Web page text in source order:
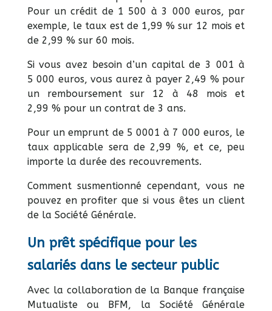
Pour un crédit de 1 500 à 3 000 euros, par
exemple, le taux est de 1,99 % sur 12 mois et
de 2,99 % sur 60 mois.
Si vous avez besoin d’un capital de 3 001 à
5 000 euros, vous aurez à payer 2,49 % pour
un remboursement sur 12 à 48 mois et
2,99 % pour un contrat de 3 ans.
Pour un emprunt de 5 0001 à 7 000 euros, le
taux applicable sera de 2,99 %, et ce, peu
importe la durée des recouvrements.
Comment susmentionné cependant, vous ne
pouvez en profiter que si vous êtes un client
de la Société Générale.
Un prêt spécifique pour les
salariés dans le secteur public
Avec la collaboration de la Banque française
Mutualiste ou BFM, la Société Générale